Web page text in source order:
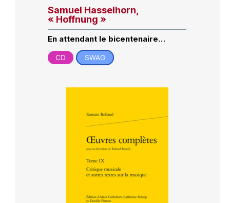
Samuel Hasselhorn,
« Hoffnung »
En attendant le bicentenaire…
CD SWAG